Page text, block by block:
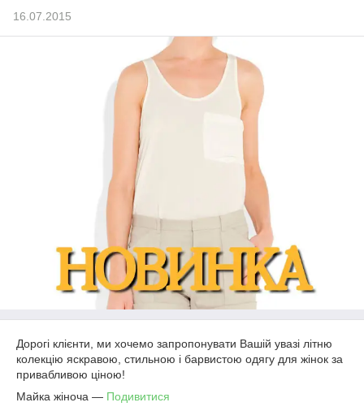
16.07.2015
Дорогі клієнти, ми хочемо запропонувати Вашій увазі літню
колекцію яскравою, стильною і барвистою одягу для жінок за
привабливою ціною!
Майка жіноча ― Подивитися